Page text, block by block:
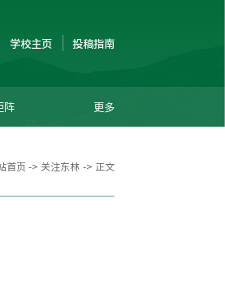
学校主页 投稿指南
阵 更多
首页-> 关注东林 -> 正文